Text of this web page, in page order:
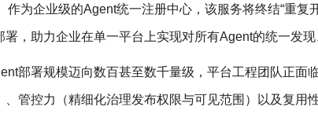
作为企业级的Agent统一注册中心，该服务将终结“重复
署，助力企业在单一平台上实现对所有Agent的统一发现
部署规模迈向数百甚至数千量级，平台工程团队正面
、管控力（精细化治理发布权限与可见范围）以及复用